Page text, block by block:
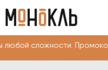
сложности.